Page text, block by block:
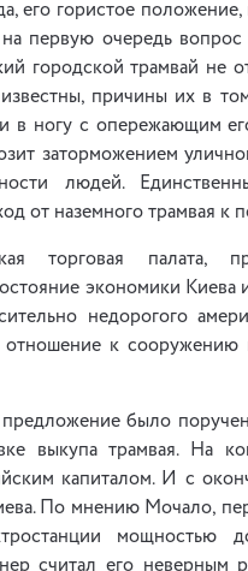
его гористое
на первую очередь
городской трамвай не
причины их в
в ногу с опережающим
заторможением
людей.
от наземного трамвая к
торговая
экономики Киева
недорогого
к сооружению
предложение было
выкупа трамвая. На
капиталом. И с
По мнению Мочало,
считал его неверным